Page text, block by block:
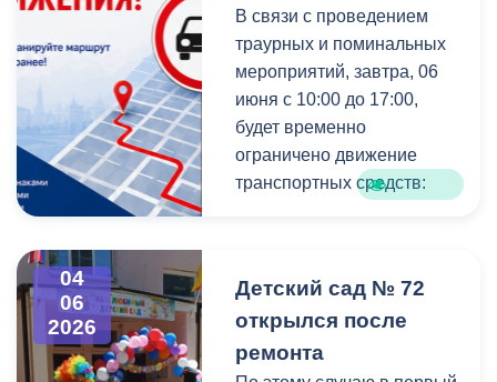
Кубалова.
Просим вас с пониманием
отнестись к данной
ситуации и заранее
планировать маршруты
объезда.
В связи с проведением
траурных и поминальных
мероприятий, завтра, 06
июня с 10:00 до 17:00,
будет временно
ограничено движение
транспортных средств:
-по улице Вахтангова от
ул. Джанаева до ул.
Куйбышева.
04
06
2026
Детский сад № 72
открылся после
ремонта